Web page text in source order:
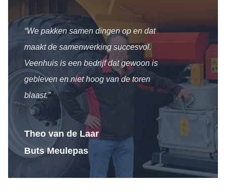
“We pakken samen dingen op en dat
maakt de samenwerking succesvol.
Veenhuis is een bedrijf dat gewoon is
gebleven en niet hoog van de toren
blaast.”
Theo van de Laar
Buts Meulepas